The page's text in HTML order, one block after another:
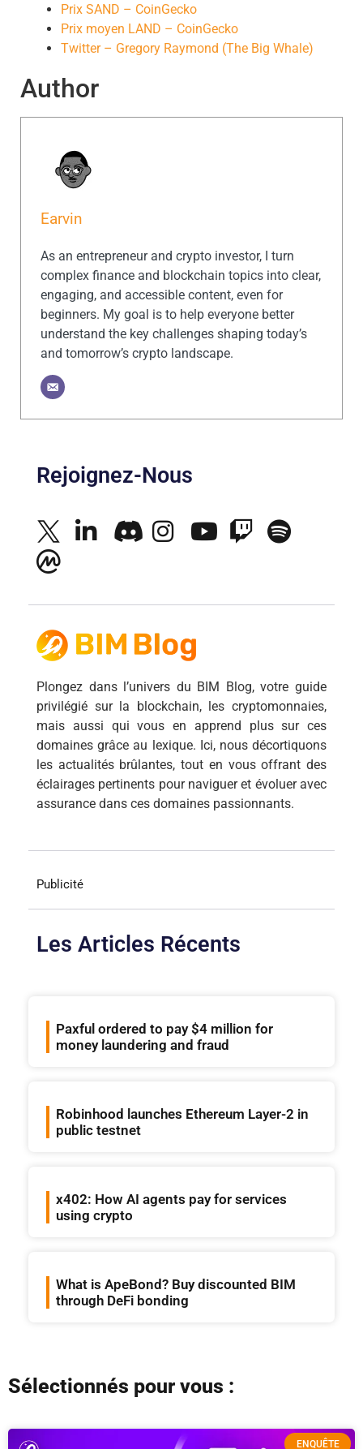
Prix SAND – CoinGecko
Prix moyen LAND – CoinGecko
Twitter – Gregory Raymond (The Big Whale)
Author
Earvin
As an entrepreneur and crypto investor, I turn
complex finance and blockchain topics into clear,
engaging, and accessible content, even for
beginners. My goal is to help everyone better
understand the key challenges shaping today’s
and tomorrow’s crypto landscape.
Rejoignez-Nous
Plongez dans l’univers du BIM Blog, votre guide
privilégié sur la blockchain, les cryptomonnaies,
mais aussi qui vous en apprend plus sur ces
domaines grâce au lexique. Ici, nous décortiquons
les actualités brûlantes, tout en vous offrant des
éclairages pertinents pour naviguer et évoluer avec
assurance dans ces domaines passionnants.
Publicité
Les Articles Récents
Paxful ordered to pay $4 million for
money laundering and fraud
Robinhood launches Ethereum Layer-2 in
public testnet
x402: How AI agents pay for services
using crypto
What is ApeBond? Buy discounted BIM
through DeFi bonding
Sélectionnés pour vous :
ENQUÊTE